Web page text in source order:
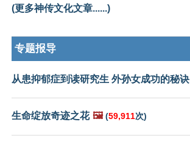
(更多神传文化文章......)
专题报导
从患抑郁症到读研究生 外孙女成功的秘诀
生命绽放奇迹之花 🖼️ (59,911次)